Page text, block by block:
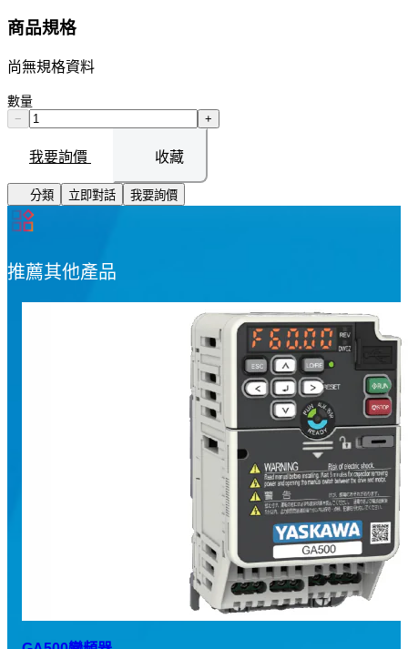
商品規格
尚無規格資料
數量
− +
我要詢價 收藏
分類 立即對話 我要詢價
推薦其他產品